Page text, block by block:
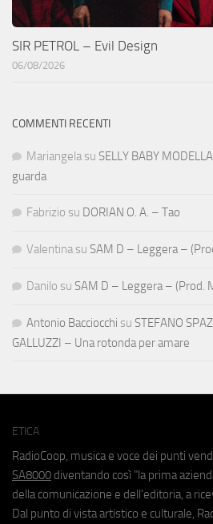
SIR PETROL – Evil Design
06/08/2026
COMMENTI RECENTI
Mariangela su SELLY BABY
guarda
Fabrizio su DORIAN O. A. – Tao
Valentina su SAM D – Leggera –
Danilo su SAM D – Leggera – (Prod.
Antonio Bacciocchi su STEFANO
GALLUZZI – Una rotonda per amare
ETICA
RadioCoop, musica e voce dei punti
SA8000 diventando così "la prima
della comunicazione e dell'editoria, a
Dal punto di vista artistico e culturale,